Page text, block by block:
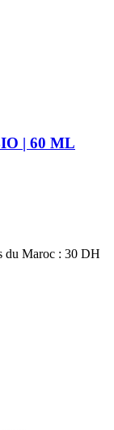
| 60 ML
du Maroc : 30 DH